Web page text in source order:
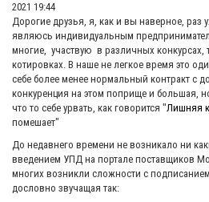
2021 19:44
Дорогие друзья, я, как и вы наверное, раз
являюсь индивидуальным
многие, участвую в различных конкурсах,
котировках. В наше не легкое время это
себе более менее нормальный контракт с
конкуренция на этом поприще и большая,
что то себе урвать, как говорится "Лишняя
помешает"
До недавнего времени не возникало ни
введением УПД на портале поставщиков
многих возникли сложности с
дословно звучащая так: